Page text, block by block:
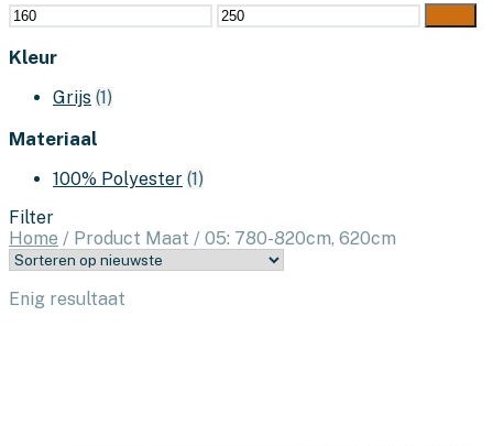
Min.
prijs
Max.
prijs
Kleur
Grijs (1)
Materiaal
100% Polyester (1)
Filter
Home / Product Maat / 05: 780-820cm, 620cm
Enig resultaat